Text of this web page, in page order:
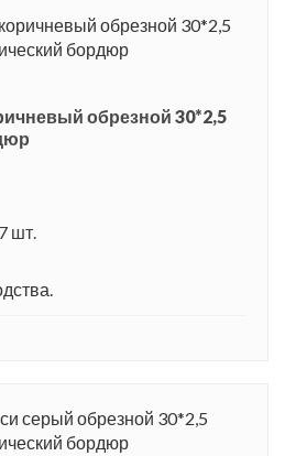
обрезной 30*2,5
шт.